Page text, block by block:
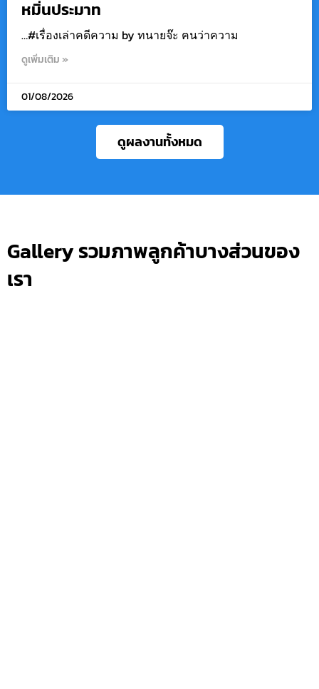
หมิ่นประมาท
…#เรื่องเล่าคดีความ by ทนายจ๊ะ ฅนว่าความ
ดูเพิ่มเติม »
01/08/2026
ดูผลงานทั้งหมด
Gallery รวมภาพลูกค้าบางส่วนของ
เรา